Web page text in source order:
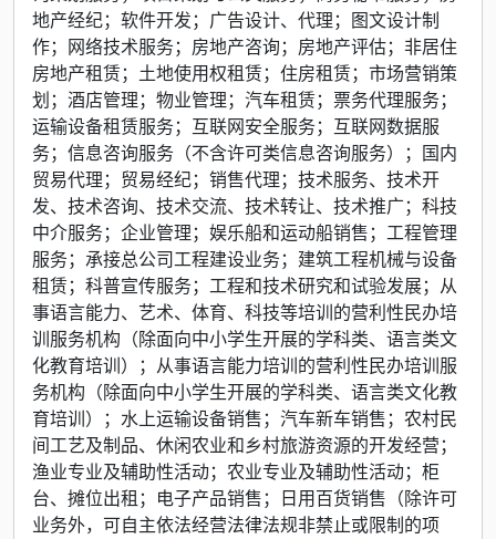
地产经纪；软件开发；广告设计、代理；图文设计制
作；网络技术服务；房地产咨询；房地产评估；非居住
房地产租赁；土地使用权租赁；住房租赁；市场营销策
划；酒店管理；物业管理；汽车租赁；票务代理服务；
运输设备租赁服务；互联网安全服务；互联网数据服
务；信息咨询服务（不含许可类信息咨询服务）；国内
贸易代理；贸易经纪；销售代理；技术服务、技术开
发、技术咨询、技术交流、技术转让、技术推广；科技
中介服务；企业管理；娱乐船和运动船销售；工程管理
服务；承接总公司工程建设业务；建筑工程机械与设备
租赁；科普宣传服务；工程和技术研究和试验发展；从
事语言能力、艺术、体育、科技等培训的营利性民办培
训服务机构（除面向中小学生开展的学科类、语言类文
化教育培训）；从事语言能力培训的营利性民办培训服
务机构（除面向中小学生开展的学科类、语言类文化教
育培训）；水上运输设备销售；汽车新车销售；农村民
间工艺及制品、休闲农业和乡村旅游资源的开发经营；
渔业专业及辅助性活动；农业专业及辅助性活动；柜
台、摊位出租；电子产品销售；日用百货销售（除许可
业务外，可自主依法经营法律法规非禁止或限制的项